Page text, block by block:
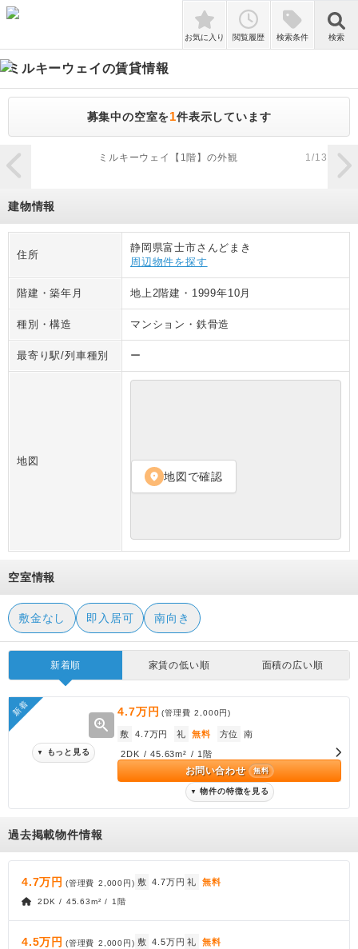
検索
お気に入り 閲覧履歴 検索条件 検索
ミルキーウェイの賃貸情報
募集中の空室を1件表示しています
zoom_in
ミルキーウェイ【1階】の外観 1/13
建物情報
住所
静岡県富士市さんどまき
周辺物件を探す
階建・築年月 地上2階建 ・ 1999年10月
種別・構造 マンション ・ 鉄骨造
最寄り駅/列車種別 ー
地図
location_on 地図で確認
空室情報
敷金なし 即入居可 南向き
新着順 家賃の低い順 面積の広い順
新着
zoom_in
▼ もっと見る
4.7万円 (管理費2,000円)
敷 4.7万円 礼 無料 方位 南
2DK / 45.63m² / 1階
お問い合わせ 無料
▼ 物件の特徴を見る
過去掲載物件情報
4.7万円 (管理費 2,000円) 敷 4.7万円 礼 無料
2DK / 45.63m² / 1階
4.5万円 (管理費 2,000円) 敷 4.5万円 礼 無料